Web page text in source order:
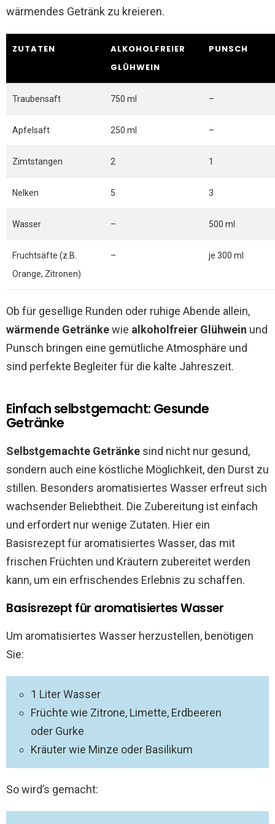
wärmendes Getränk zu kreieren.
ZUTATEN
ALKOHOLFREIER
GLÜHWEIN
PUNSCH
Traubensaft 750 ml –
Apfelsaft 250 ml –
Zimtstangen 2 1
Nelken 5 3
Wasser – 500 ml
Fruchtsäfte (z.B.
Orange, Zitronen)
– je 300 ml
Ob für gesellige Runden oder ruhige Abende allein,
wärmende Getränkewie alkoholfreier Glühwein und
Punsch bringen eine gemütliche Atmosphäre und
sind perfekte Begleiter für die kalte Jahreszeit.
Einfach selbstgemacht: Gesunde
Getränke
Selbstgemachte Getränke sind nicht nur gesund,
sondern auch eine köstliche Möglichkeit, den Durst zu
stillen. Besonders aromatisiertes Wasser erfreut sich
wachsender Beliebtheit. Die Zubereitung ist einfach
und erfordert nur wenige Zutaten. Hier ein
Basisrezept für aromatisiertes Wasser, das mit
frischen Früchten und Kräutern zubereitet werden
kann, um ein erfrischendes Erlebnis zu schaffen.
Basisrezept für aromatisiertes Wasser
Um aromatisiertes Wasser herzustellen, benötigen
Sie:
1 Liter Wasser
Früchte wie Zitrone, Limette, Erdbeeren
oder Gurke
Kräuter wie Minze oder Basilikum
So wird’s gemacht: